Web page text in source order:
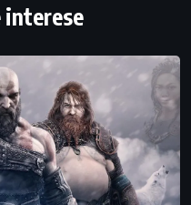
interese